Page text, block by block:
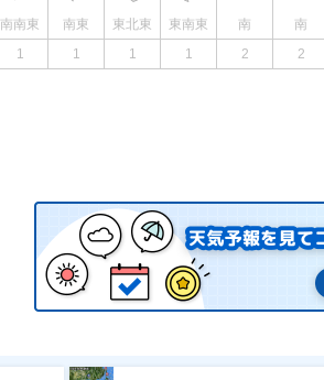
南南東 南東 東北東 東南東 南 南
1 1 1 1 2 2